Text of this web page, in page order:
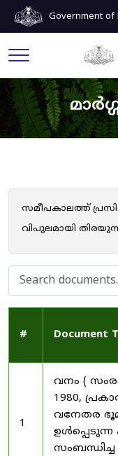
Government of
സമീപകാലത്ത്
വിപുലമായി
# Document
1
വനം (
1980,
വനേതര
സംബന്ധിച്ച